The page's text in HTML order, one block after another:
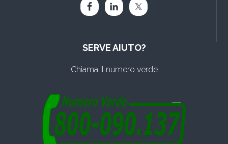
SERVE AIUTO?
Chiama il numero verde